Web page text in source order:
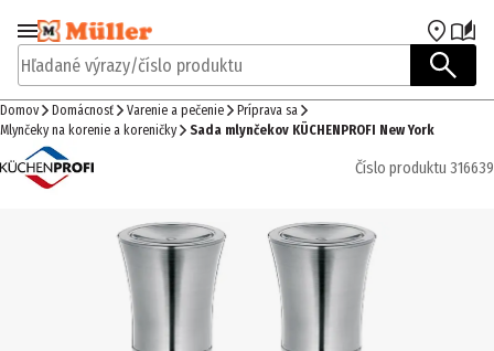
Prejsť na navigáciu
Prejsť na hlavný obsah
Hľadané výrazy/číslo produktu
Domov Domácnosť Varenie a pečenie
Príprava sa
Mlynčeky na korenie a koreničky
Sada mlynčekov KÜCHENPROFI New York
Číslo produktu 316639